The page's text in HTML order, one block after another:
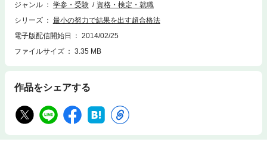
ジャンル
学参・受験
資格・検定・就職
シリーズ
最小の努力で結果を出す超合格法
電子版配信開始日
2014/02/25
ファイルサイズ
3.35 MB
作品をシェアする